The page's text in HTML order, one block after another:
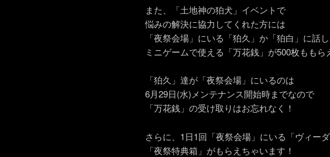
また、「土地神の狛犬」イベントで
悩みの解決に協力してくれた方には
「夜祭会場」にいる「狛久」か「狛白」に話
ミニゲームで使える「万花銭」が500枚ももら
「狛久」達が「夜祭会場」にいるのは
6月29日(水)メンテナンス開始時までなので
「万花銭」の受け取りはお忘れなく！
さらに、1日1回「夜祭会場」にいる「ヴィー
「夜祭特典箱」がもらえちゃいます！